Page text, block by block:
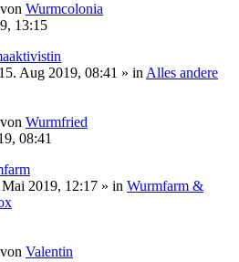
von Wurmcolonia
13:15
Aug 2019, 08:41 » in Alles andere
von Wurmfried
08:41
Mai 2019, 12:17 » in Wurmfarm &
von Valentin